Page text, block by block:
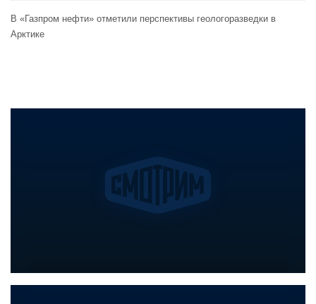
В «Газпром нефти» отметили перспективы геологоразведки в
Арктике